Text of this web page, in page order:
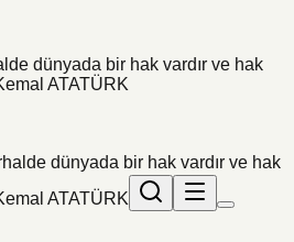
dünyada bir hak vardır ve hak
ATATÜRK
dünyada bir hak vardır ve hak
ATATÜRK